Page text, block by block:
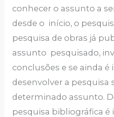
conhecer o assunto a
desde o início, o
pesquisa de obras já
assunto pesquisado,
conclusões e se ainda é
desenvolver a pesquisa
determinado assunto.
pesquisa bibliográfica